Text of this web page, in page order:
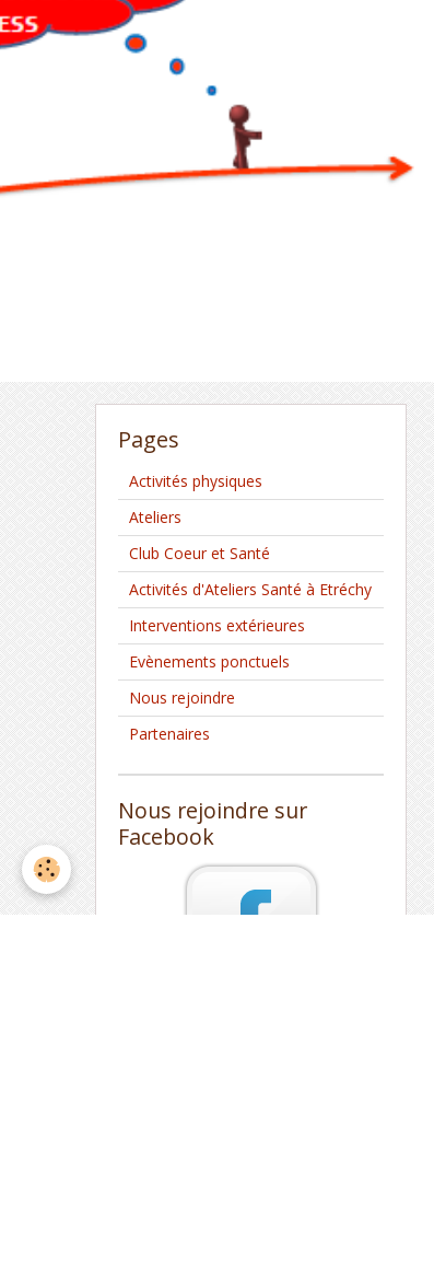
Pages
Activités physiques
Ateliers
Club Coeur et Santé
Activités d'Ateliers Santé à Etréchy
Interventions extérieures
Evènements ponctuels
Nous rejoindre
Partenaires
Nous rejoindre sur
Facebook